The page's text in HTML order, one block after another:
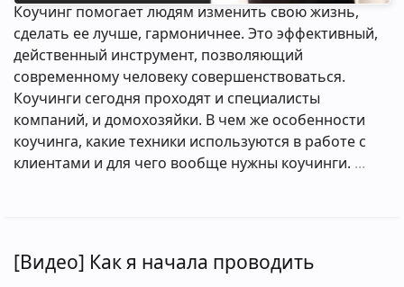
Коучинг помогает людям изменить свою жизнь,
сделать ее лучше, гармоничнее. Это эффективный,
действенный инструмент, позволяющий
современному человеку совершенствоваться.
Коучинги сегодня проходят и специалисты
компаний, и домохозяйки. В чем же особенности
коучинга, какие техники используются в работе с
клиентами и для чего вообще нужны коучинги.
[Видео] Как я начала проводить